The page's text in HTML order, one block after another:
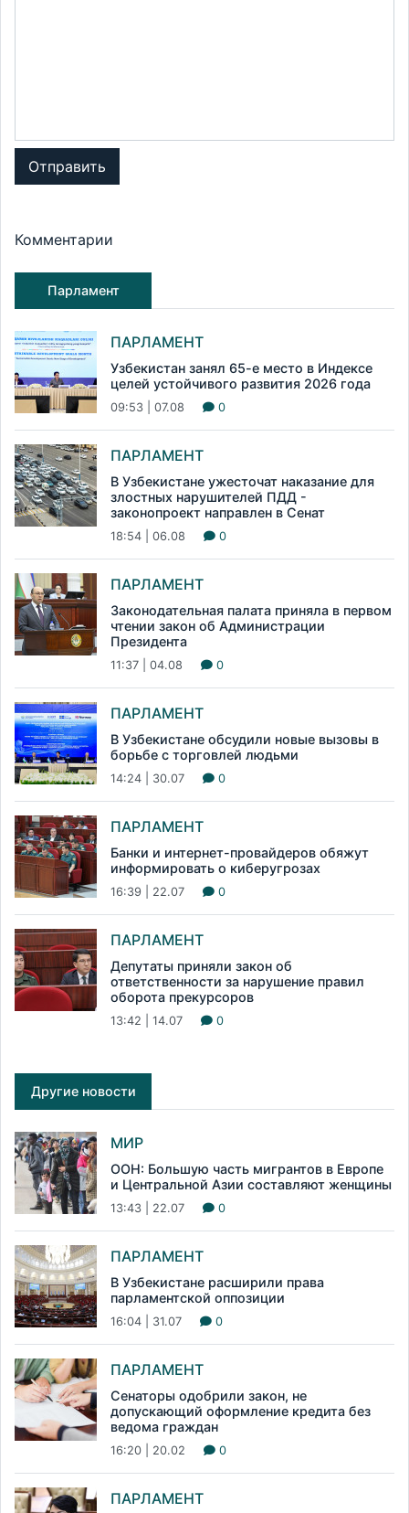
Отправить
Комментарии
Парламент
ПАРЛАМЕНТ
Узбекистан занял 65-е место в Индексе
целей устойчивого развития 2026 года
09:53 | 07.08 0
ПАРЛАМЕНТ
В Узбекистане ужесточат наказание для
злостных нарушителей ПДД -
законопроект направлен в Сенат
18:54 | 06.08 0
ПАРЛАМЕНТ
Законодательная палата приняла в первом
чтении закон об Администрации
Президента
11:37 | 04.08 0
ПАРЛАМЕНТ
В Узбекистане обсудили новые вызовы в
борьбе с торговлей людьми
14:24 | 30.07 0
ПАРЛАМЕНТ
Банки и интернет-провайдеров обяжут
информировать о киберугрозах
16:39 | 22.07 0
ПАРЛАМЕНТ
Депутаты приняли закон об
ответственности за нарушение правил
оборота прекурсоров
13:42 | 14.07 0
Другие новости
МИР
ООН: Большую часть мигрантов в Европе
и Центральной Азии составляют женщины
13:43 | 22.07 0
ПАРЛАМЕНТ
В Узбекистане расширили права
парламентской оппозиции
16:04 | 31.07 0
ПАРЛАМЕНТ
Сенаторы одобрили закон, не
допускающий оформление кредита без
ведома граждан
16:20 | 20.02 0
ПАРЛАМЕНТ